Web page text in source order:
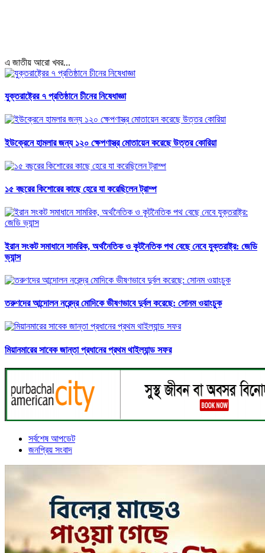
এ জাতীয় আরো খবর...
যুক্তরাষ্ট্রের ৭ প্রতিষ্ঠানে চীনের নিষেধাজ্ঞা
ইউক্রেনে হামলার জন্য ১২০ ক্ষেপণাস্ত্র মোতায়েন করেছে উত্তর কোরিয়া
১৫ বছরের কিশোরের কাছে হেরে যা করেছিলেন ট্রাম্প
ইরান সংকট সমাধানে সামরিক, অর্থনৈতিক ও কূটনৈতিক পথ বেছে নেবে যুক্তরাষ্ট্র: জেডি
ভ্যান্স
তরুণদের আন্দোলন নরেন্দ্র মোদিকে ভীষণভাবে দুর্বল করেছে: সোনম ওয়াংচুক
মিয়ানমারের সাবেক জান্তা প্রধানের প্রথম থাইল্যান্ড সফর
সর্বশেষ আপডেট
জনপ্রিয় সংবাদ